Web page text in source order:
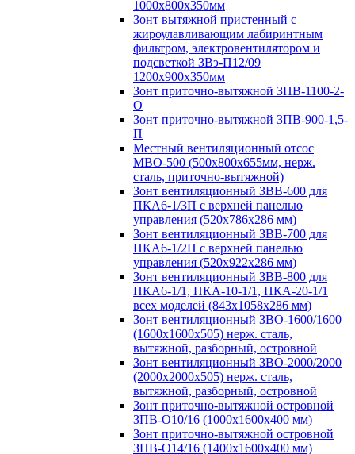
1000х800х350мм
Зонт вытяжной пристенный с
жироулавливающим лабиринтным
фильтром, электровентилятором и
подсветкой ЗВэ-П12/09
1200х900х350мм
Зонт приточно-вытяжной ЗПВ-1100-2-
О
Зонт приточно-вытяжной ЗПВ-900-1,5-
П
Местный вентиляционный отсос
МВО-500 (500х800х655мм, нерж.
сталь, приточно-вытяжной)
Зонт вентиляционный ЗВВ-600 для
ПКА6-1/3П с верхней панелью
управления (520х786х286 мм)
Зонт вентиляционный ЗВВ-700 для
ПКА6-1/2П с верхней панелью
управления (520х922х286 мм)
Зонт вентиляционный ЗВВ-800 для
ПКА6-1/1, ПКА-10-1/1, ПКА-20-1/1
всех моделей (843х1058х286 мм)
Зонт вентиляционный ЗВО-1600/1600
(1600х1600х505) нерж. сталь,
вытяжной, разборный, островной
Зонт вентиляционный ЗВО-2000/2000
(2000х2000х505) нерж. сталь,
вытяжной, разборный, островной
Зонт приточно-вытяжной островной
ЗПВ-О10/16 (1000х1600х400 мм)
Зонт приточно-вытяжной островной
ЗПВ-О14/16 (1400х1600х400 мм)